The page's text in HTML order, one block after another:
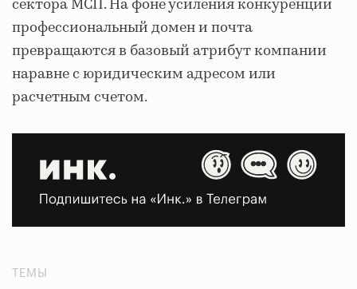
сектора МСП. На фоне усиления конкуренции
профессиональный домен и почта
превращаются в базовый атрибут компании
наравне с юридическим адресом или
расчетным счетом.
ТЕМЫ